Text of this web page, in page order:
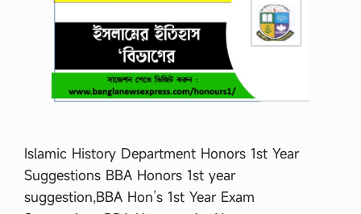
Islamic History Department Honors 1st Year
Suggestions BBA Honors 1st year
suggestion,BBA Hon’s 1st Year Exam